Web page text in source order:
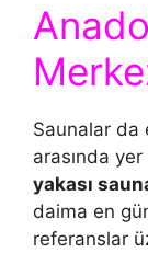
Saunalar da
arasında
yakası
daima en
referanslar